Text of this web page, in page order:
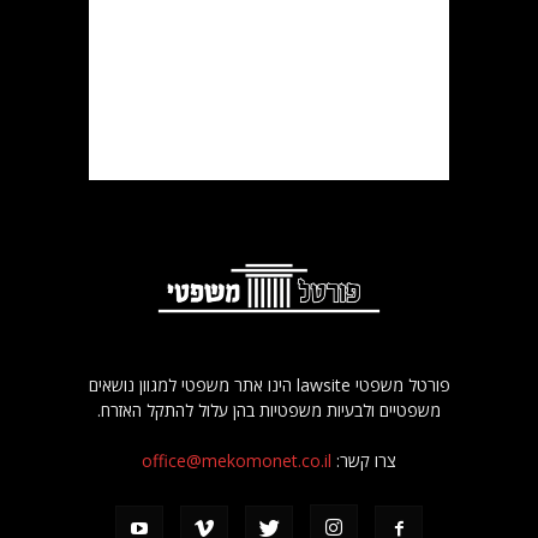
פורטל משפטי lawsite הינו אתר משפטי למגוון נושאים
משפטיים ולבעיות משפטיות בהן עלול להתקל האזרח.
צרו קשר: office@mekomonet.co.il